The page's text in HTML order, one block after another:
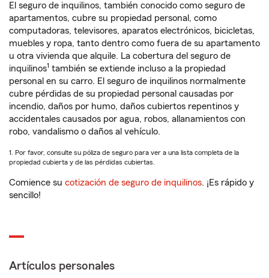
El seguro de inquilinos, también conocido como seguro de
apartamentos, cubre su propiedad personal, como
computadoras, televisores, aparatos electrónicos, bicicletas,
muebles y ropa, tanto dentro como fuera de su apartamento
u otra vivienda que alquile. La cobertura del seguro de
inquilinos1 también se extiende incluso a la propiedad
personal en su carro. El seguro de inquilinos normalmente
cubre pérdidas de su propiedad personal causadas por
incendio, daños por humo, daños cubiertos repentinos y
accidentales causados por agua, robos, allanamientos con
robo, vandalismo o daños al vehículo.
1. Por favor, consulte su póliza de seguro para ver a una lista completa de la
propiedad cubierta y de las pérdidas cubiertas.
Comience su cotización de seguro de inquilinos. ¡Es rápido y
sencillo!
Artículos personales